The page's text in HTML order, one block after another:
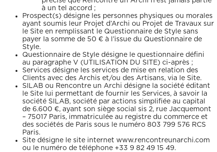
à un tel accord ;
Prospect(s) désigne les personnes physiques ou morales
ayant soumis leur Projet d’Archi ou Projet de Travaux sur
le Site en remplissant le Questionnaire de Style sans
payer la somme de 50 € à l’issue du Questionnaire de
Style.
Questionnaire de Style désigne le questionnaire défini
au paragraphe V (UTILISATION DU SITE) ci-après ;
Services désigne les services de mise en relation des
Clients avec des Archis et/ou des Artisans, via le Site.
SILAB ou Rencontre un Archi désigne la société éditant
le Site lui permettant de fournir les Services, à savoir la
société SILAB, société par actions simplifiée au capital
de 6.600 €, ayant son siège social sis 2, rue Jacquemont
– 75017 Paris, immatriculée au registre du commerce et
des sociétés de Paris sous le numéro 803 799 576 RCS
Paris.
Site désigne le site internet www.rencontreunarchi.com
ou le numéro de téléphone +33 9 82 49 15 49.